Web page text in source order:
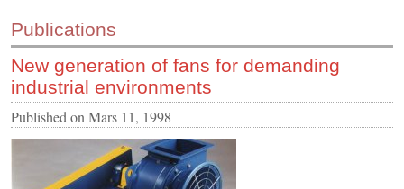
CONTACT US
INS MAIN WEBSITE
ABOUT US
Publications
New generation of fans for demanding
industrial environments
Published on Mars 11, 1998